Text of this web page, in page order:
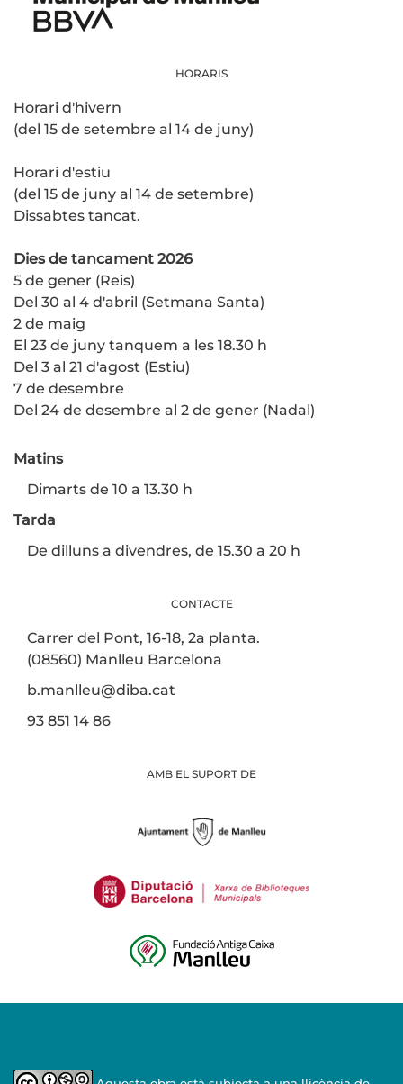
HORARIS
Horari d'hivern
(del 15 de setembre al 14 de juny)
Horari d'estiu
(del 15 de juny al 14 de setembre)
Dissabtes tancat.
Dies de tancament 2026
5 de gener (Reis)
Del 30 al 4 d'abril (Setmana Santa)
2 de maig
El 23 de juny tanquem a les 18.30 h
Del 3 al 21 d'agost (Estiu)
7 de desembre
Del 24 de desembre al 2 de gener (Nadal)
Matins
Dimarts de 10 a 13.30 h
Tarda
De dilluns a divendres, de 15.30 a 20 h
CONTACTE
Carrer del Pont, 16-18, 2a planta.
(08560) Manlleu Barcelona
b.manlleu@diba.cat
93 851 14 86
AMB EL SUPORT DE